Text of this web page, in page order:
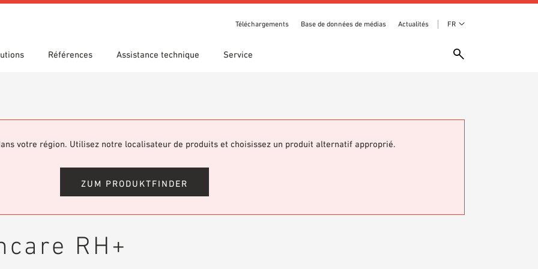
Téléchargements Base de données de médias Actualités FR
guidée
d’utilisation
Références Assistance technique Service
BIM/Revit Vidéos
votre région. Utilisez notre localisateur de produits et choisissez un produit alternatif approprié.
ZUM PRODUKTFINDER
RH+